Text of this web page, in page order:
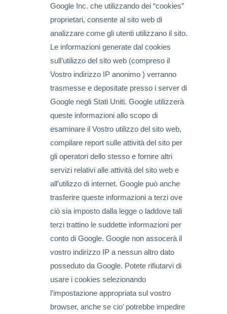
Google Inc. che utilizzando dei “cookies”
proprietari, consente al sito web di
analizzare come gli utenti utilizzano il sito.
Le informazioni generate dal cookies
sull’utilizzo del sito web (compreso il
Vostro indirizzo IP anonimo ) verranno
trasmesse e depositate presso i server di
Google negli Stati Uniti. Google utilizzerà
queste informazioni allo scopo di
esaminare il Vostro utilizzo del sito web,
compilare report sulle attività del sito per
gli operatori dello stesso e fornire altri
servizi relativi alle attività del sito web e
all’utilizzo di internet. Google può anche
trasferire queste informazioni a terzi ove
ciò sia imposto dalla legge o laddove tali
terzi trattino le suddette informazioni per
conto di Google. Google non assocerà il
vostro indirizzo IP a nessun altro dato
posseduto da Google. Potete rifiutarvi di
usare i cookies selezionando
l’impostazione appropriata sul vostro
browser, anche se cio’ potrebbe impedire